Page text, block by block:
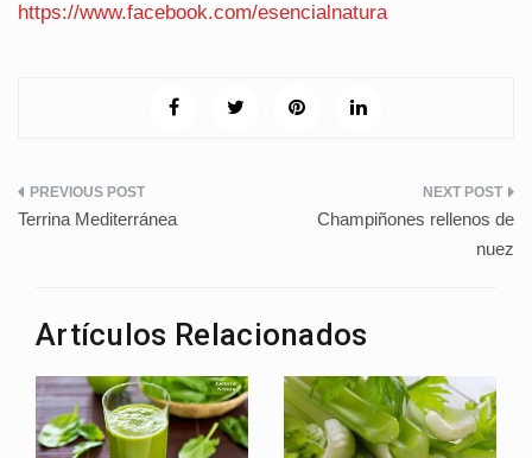
https://www.facebook.com/esencialnatura
Navegación
Terrina Mediterránea
Champiñones rellenos de
nuez
Artículos Relacionados